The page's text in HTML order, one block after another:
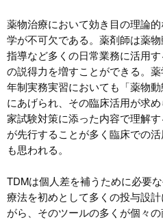
薬物治療において効き目の理論
学が不可欠である。薬剤師は薬
指導など多くの日常業務に活用
の説得力を増すことができる。
年制実務実習においても「薬物
にあげられ、その臨床活用が求
家試験対策に添った内容で理解
が先行することが多く臨床での
も思われる。
TDMは個人差を補うために必要
療法を初めとして多くの投与設
がら、そのツールの多くが個々